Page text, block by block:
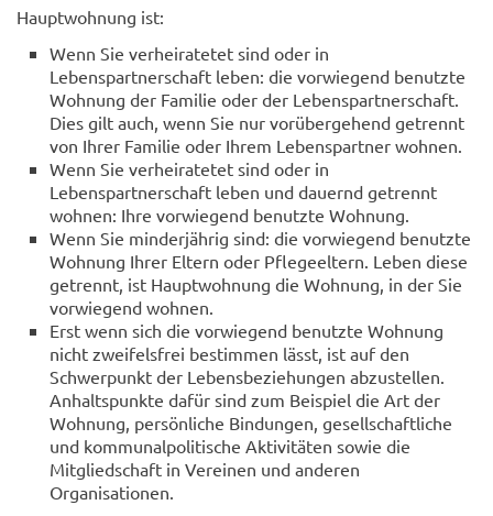
Hauptwohnung ist:
Wenn Sie verheiratetet sind oder in
Lebenspartnerschaft leben: die vorwiegend benutzte
Wohnung der Familie oder der Lebenspartnerschaft.
Dies gilt auch, wenn Sie nur vorübergehend getrennt
von Ihrer Familie oder Ihrem Lebenspartner wohnen.
Wenn Sie verheiratetet sind oder in
Lebenspartnerschaft leben und dauernd getrennt
wohnen: Ihre vorwiegend benutzte Wohnung.
Wenn Sie minderjährig sind: die vorwiegend benutzte
Wohnung Ihrer Eltern oder Pflegeeltern. Leben diese
getrennt, ist Hauptwohnung die Wohnung, in der Sie
vorwiegend wohnen.
Erst wenn sich die vorwiegend benutzte Wohnung
nicht zweifelsfrei bestimmen lässt, ist auf den
Schwerpunkt der Lebensbeziehungen abzustellen.
Anhaltspunkte dafür sind zum Beispiel die Art der
Wohnung, persönliche Bindungen, gesellschaftliche
und kommunalpolitische Aktivitäten sowie die
Mitgliedschaft in Vereinen und anderen
Organisationen.